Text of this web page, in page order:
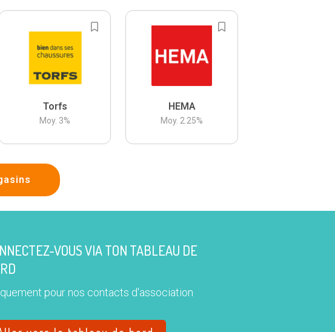
Torfs
Moy. 3%
HEMA
Moy. 2.25%
VOUS VIA TON TABLEAU DE
pour nos contacts d'association